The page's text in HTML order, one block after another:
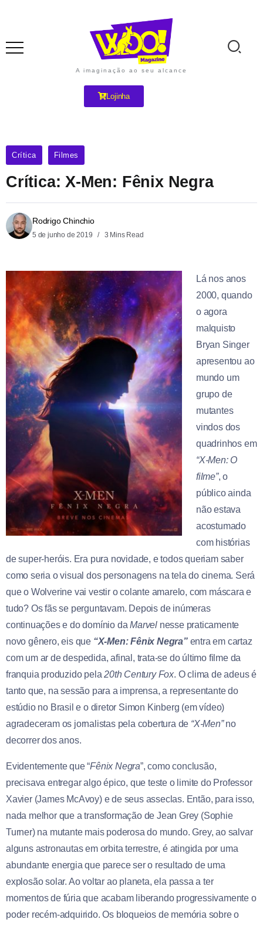
A imaginação ao seu alcance
Lojinha
Crítica Filmes
Crítica: X-Men: Fênix Negra
Rodrigo Chinchio
5 de junho de 2019 3 Mins Read
Lá nos anos
2000, quando
o agora
malquisto
Bryan Singer
apresentou ao
mundo um
grupo de
mutantes
vindos dos
quadrinhos em
“X-Men: O
filme”, o
público ainda
não estava
acostumado
com histórias
de super-heróis. Era pura novidade, e todos queriam saber
como seria o visual dos personagens na tela do cinema. Será
que o Wolverine vai vestir o colante amarelo, com máscara e
tudo? Os fãs se perguntavam. Depois de inúmeras
continuações e do domínio daMarvel nesse praticamente
novo gênero, eis que “X-Men: Fênix Negra”entra em cartaz
com um ar de despedida, afinal, trata-se do último filme da
franquia produzido pela20th Century Fox. O clima de adeus é
tanto que, na sessão para a imprensa, a representante do
estúdio no Brasil e o diretor Simon Kinberg (em vídeo)
agradeceram os jornalistas pela cobertura de “X-Men”no
decorrer dos anos.
Evidentemente que “Fênix Negra”, como conclusão,
precisava entregar algo épico, que teste o limite do Professor
Xavier (James McAvoy) e de seus asseclas. Então, para isso,
nada melhor que a transformação de Jean Grey (Sophie
Turner) na mutante mais poderosa do mundo. Grey, ao salvar
alguns astronautas em orbita terrestre, é atingida por uma
abundante energia que parece ser o resultado de uma
explosão solar. Ao voltar ao planeta, ela passa a ter
momentos de fúria que acabam liberando progressivamente o
poder recém-adquirido. Os bloqueios de memória sobre o